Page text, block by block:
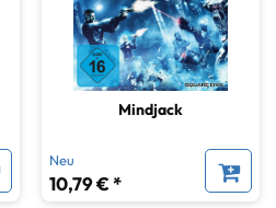
Mindjack
Neu
10,79 € *